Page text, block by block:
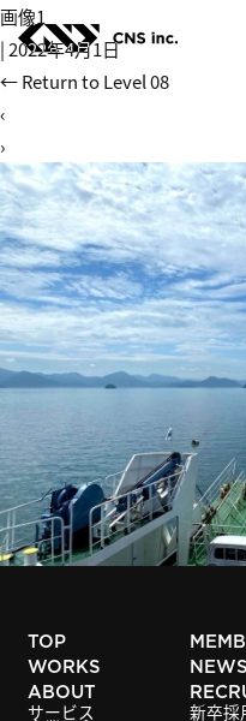
Skip
to
the
content
画像1
|2022年4月1日
←Return to Level 08
‹
›
TOP
WORKS
ABOUT
サービス
NEWS
新卒採